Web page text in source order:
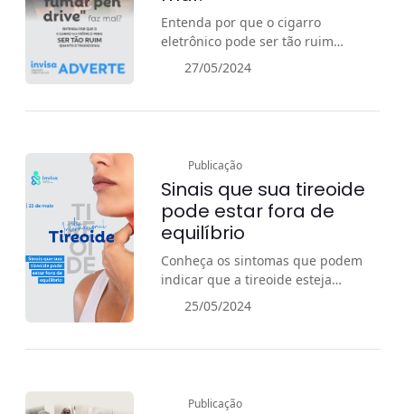
Entenda por que o cigarro
eletrônico pode ser tão ruim
quanto o tradicional.
27/05/2024
Publicação
Sinais que sua tireoide
pode estar fora de
equilíbrio
Conheça os sintomas que podem
indicar que a tireoide esteja
alterada
25/05/2024
Publicação